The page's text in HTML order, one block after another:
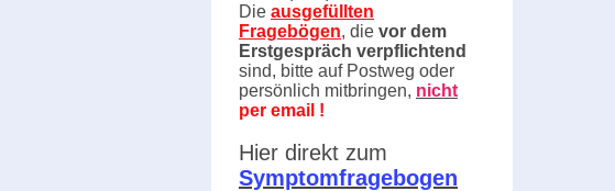
Die ausgefüllten
Fragebögen, die vor dem
Erstgespräch verpflichtend
sind, bitte auf Postweg oder
persönlich mitbringen, nicht
per email !
Hier direkt zum
Symptomfragebogen